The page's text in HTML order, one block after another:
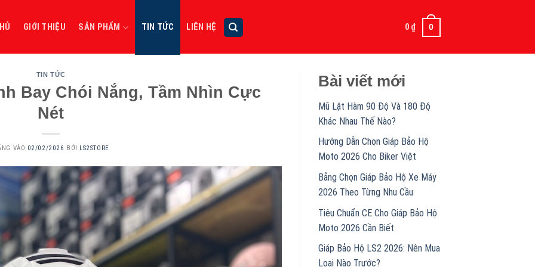
GIỚI THIỆU SẢN PHẨM TIN TỨC LIÊN HỆ 0 ₫ 0
TIN TỨC
Bay Chói Nắng, Tầm Nhìn Cực
Nét
VÀO 02/02/2026 BỞI LS2STORE
Bài viết mới
Mũ Lật Hàm 90 Độ Và 180 Độ
Khác Nhau Thế Nào?
Hướng Dẫn Chọn Giáp Bảo Hộ
Moto 2026 Cho Biker Việt
Bảng Chọn Giáp Bảo Hộ Xe Máy
2026 Theo Từng Nhu Cầu
Tiêu Chuẩn CE Cho Giáp Bảo Hộ
Moto 2026 Cần Biết
Giáp Bảo Hộ LS2 2026: Nên Mua
Loại Nào Trước?